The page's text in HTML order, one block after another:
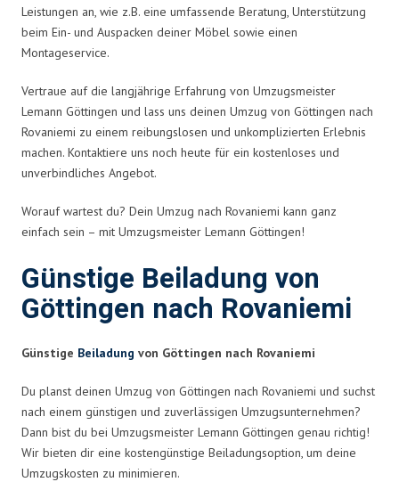
Leistungen an, wie z.B. eine umfassende Beratung, Unterstützung
beim Ein- und Auspacken deiner Möbel sowie einen
Montageservice.
Vertraue auf die langjährige Erfahrung von Umzugsmeister
Lemann Göttingen und lass uns deinen Umzug von Göttingen nach
Rovaniemi zu einem reibungslosen und unkomplizierten Erlebnis
machen. Kontaktiere uns noch heute für ein kostenloses und
unverbindliches Angebot.
Worauf wartest du? Dein Umzug nach Rovaniemi kann ganz
einfach sein – mit Umzugsmeister Lemann Göttingen!
Günstige Beiladung von
Göttingen nach Rovaniemi
Günstige Beiladung von Göttingen nach Rovaniemi
Du planst deinen Umzug von Göttingen nach Rovaniemi und suchst
nach einem günstigen und zuverlässigen Umzugsunternehmen?
Dann bist du bei Umzugsmeister Lemann Göttingen genau richtig!
Wir bieten dir eine kostengünstige Beiladungsoption, um deine
Umzugskosten zu minimieren.